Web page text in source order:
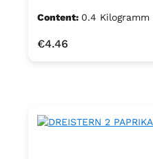
Content: 0.4 Kilogramm
Regular price:
€4.46